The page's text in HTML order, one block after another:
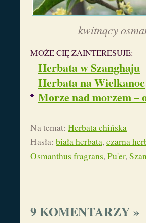
kwitnący
MOŻE CIĘ ZAINTERESUJE:
Herbata w Szanghaju
Herbata na Wielkanoc
Morze nad morzem –
Na temat: Herbata chińska
Hasła: biała herbata,czarna
Osmanthus fragrans,Pu'er,
9 KOMENTARZY »